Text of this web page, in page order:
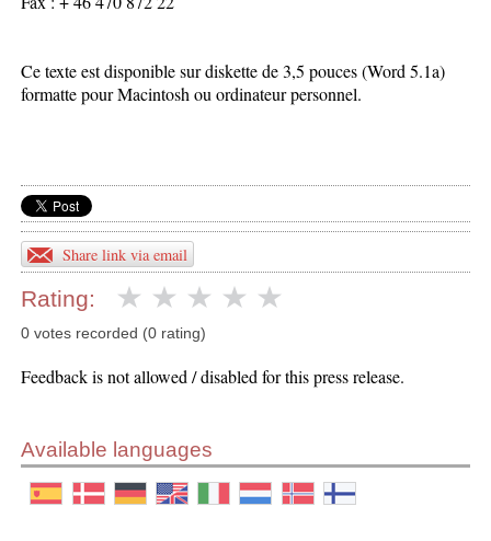
Ce texte est disponible sur diskette de 3,5 pouces (Word 5.1a)
formatte pour Macintosh ou ordinateur personnel.
Share link via email
Rating:
0 votes recorded (0 rating)
Feedback is not allowed / disabled for this press release.
Available languages